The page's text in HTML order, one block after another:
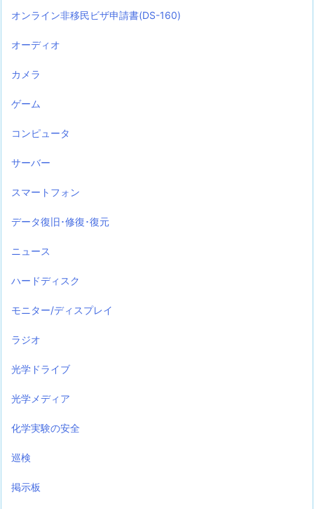
オンライン非移民ビザ申請書(DS-160)
オーディオ
カメラ
ゲーム
コンピュータ
サーバー
スマートフォン
データ復旧･修復･復元
ニュース
ハードディスク
モニター/ディスプレイ
ラジオ
光学ドライブ
光学メディア
化学実験の安全
巡検
掲示板